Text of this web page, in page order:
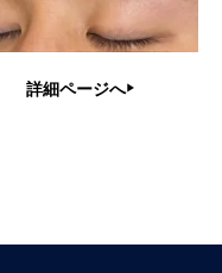
詳細ページへ